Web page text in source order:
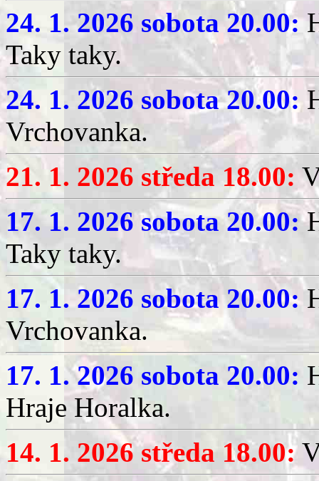
24. 1. 2026 sobota 20.00:
Taky taky.
24. 1. 2026 sobota 20.00:
Vrchovanka.
21. 1. 2026 středa 18.00:
17. 1. 2026 sobota 20.00:
Taky taky.
17. 1. 2026 sobota 20.00:
Vrchovanka.
17. 1. 2026 sobota 20.00:
Hraje Horalka.
14. 1. 2026 středa 18.00: